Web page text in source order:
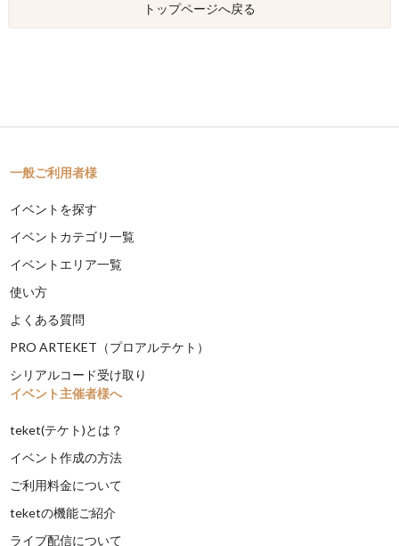
トップページへ戻る
一般ご利用者様
イベントを探す
イベントカテゴリ一覧
イベントエリア一覧
使い方
よくある質問
PRO ARTEKET（プロアルテケト）
シリアルコード受け取り
イベント主催者様へ
teket(テケト)とは？
イベント作成の方法
ご利用料金について
teketの機能ご紹介
ライブ配信について